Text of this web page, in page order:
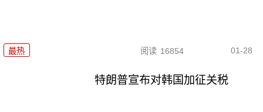
最热 阅读 16854 01-28
特朗普宣布对韩国加征关税